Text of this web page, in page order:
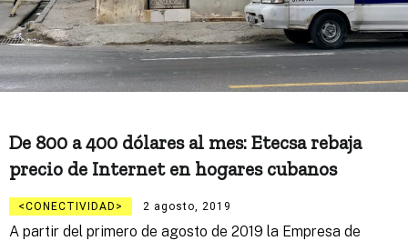
De 800 a 400 dólares al mes: Etecsa rebaja
precio de Internet en hogares cubanos
CONECTIVIDAD 2 agosto, 2019
A partir del primero de agosto de 2019 la Empresa de